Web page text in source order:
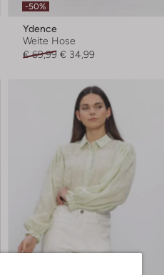
-50%
Ydence
Weite Hose
€ 69,99 € 34,99